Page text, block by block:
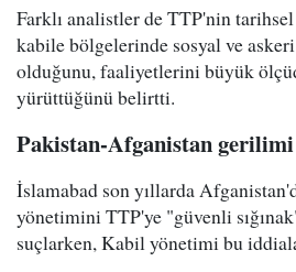
Farklı analistler de TTP'nin
kabile bölgelerinde sosyal ve
olduğunu, faaliyetlerini büyük
yürüttüğünü belirtti.
Pakistan-Afganistan
İslamabad son yıllarda
yönetimini TTP'ye "güvenli
suçlarken, Kabil yönetimi bu